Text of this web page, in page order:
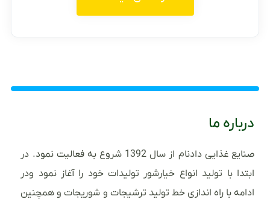
درباره ما
صنایع غذایی دادنام از سال 1392 شروع به فعالیت نمود. در
ابتدا با تولید انواع خیارشور تولیدات خود را آغاز نمود ودر
ادامه با راه اندازی خط تولید ترشیجات و شوریجات و همچنین